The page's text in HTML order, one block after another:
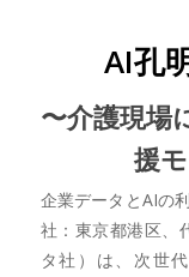
AI孔
〜介護現場
援
企業データとAIの
社：東京都港区
タ社）は、次世